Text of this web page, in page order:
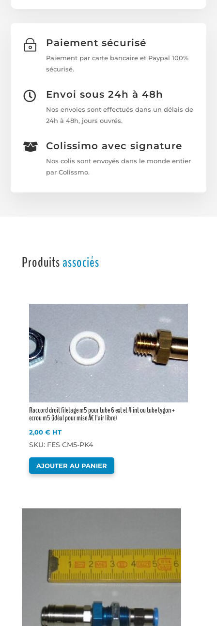
~ Paiement sécurisé
Paiement par carte bancaire et Paypal 100%
sécurisé.
 Envoi sous 24h à 48h
Nos envoies sont effectués dans un délais de
24h à 48h, jours ouvrés.
 Colissimo avec signature
Nos colis sont envoyés dans le monde entier
par Colissmo.
Produitsassociés
Raccord droit filetage m5 pour tube 6 ext et 4 int ou tube tygon +
ecrou m5 (idéal pour mise Ã€ l’air libre)
2,00 € HT
SKU: FES CM5-PK4
AJOUTER AU PANIER